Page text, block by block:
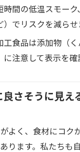
時間の低温スモーク
）でリスクを減らせ
工食品は添加物（く
に注意して表示を確
良さそうに見
よく、食材にコク
ります。私たちも